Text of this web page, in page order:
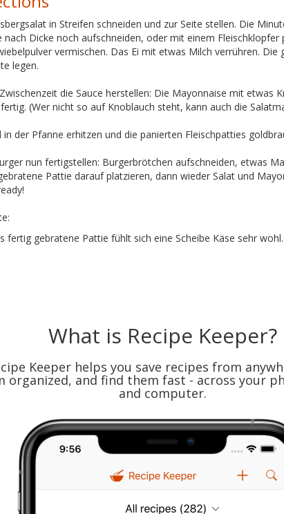
in Streifen schneiden und zur Seite stellen. Die
nach Dicke noch aufschneiden, oder mit einem
vermischen. Das Ei mit etwas Milch verrühren.
legen.
die Sauce herstellen: Die Mayonnaise mit etwas
(Wer nicht so auf Knoblauch steht, kann auch die
in der Pfanne erhitzen und die panierten Fleischpatties
nun fertigstellen: Burgerbrötchen aufschneiden, etwas
Pattie darauf platzieren, dann wieder Salat und
fertig gebratene Pattie fühlt sich eine Scheibe Käse sehr wohl.
What is Recipe Keeper?
Keeper helps you save recipes from
organized, and find them fast - across your
and computer.